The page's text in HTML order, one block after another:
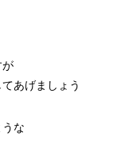
が
あげましょう
な